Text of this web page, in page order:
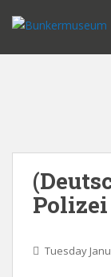
Tuesday